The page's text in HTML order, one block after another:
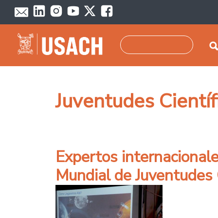
Pasar al contenido principal
Juventudes
Expertos
Mundial de